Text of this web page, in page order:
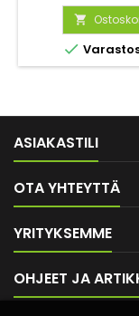


ASIAKASTILI
OTA YHTEYTTÄ
YRITYKSEMME
OHJEET JA